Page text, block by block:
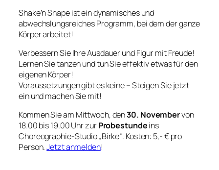
Shake’n Shape ist ein dynamisches und
abwechslungsreiches Programm, bei dem der ganze
Körper arbeitet!
Verbessern Sie Ihre Ausdauer und Figur mit Freude!
Lernen Sie tanzen und tun Sie effektiv etwas für den
eigenen Körper!
Voraussetzungen gibt es keine – Steigen Sie jetzt
ein und machen Sie mit!
Kommen Sie am Mittwoch, den30. Novembervon
18.00 bis 19.00 Uhr zurProbestundeins
Choreographie-Studio „Birke“. Kosten: 5,- € pro
Person.Jetzt anmelden!